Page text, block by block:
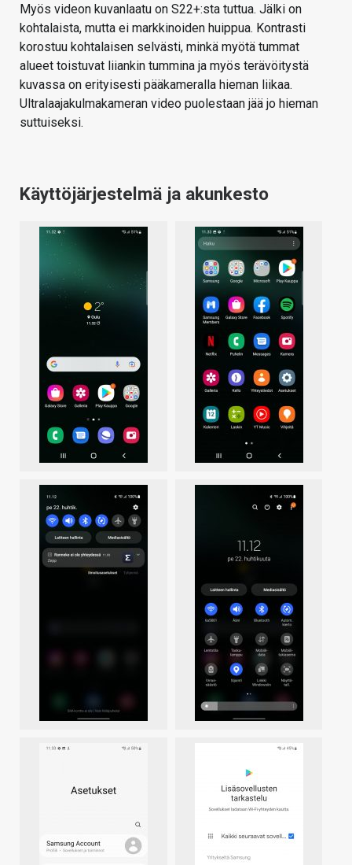
Myös videon kuvanlaatu on S22+:sta tuttua. Jälki on
kohtalaista, mutta ei markkinoiden huippua. Kontrasti
korostuu kohtalaisen selvästi, minkä myötä tummat
alueet toistuvat liiankin tummina ja myös terävöitystä
kuvassa on erityisesti pääkameralla hieman liikaa.
Ultralaajakulmakameran video puolestaan jää jo hieman
suttuiseksi.
Käyttöjärjestelmä ja akunkesto